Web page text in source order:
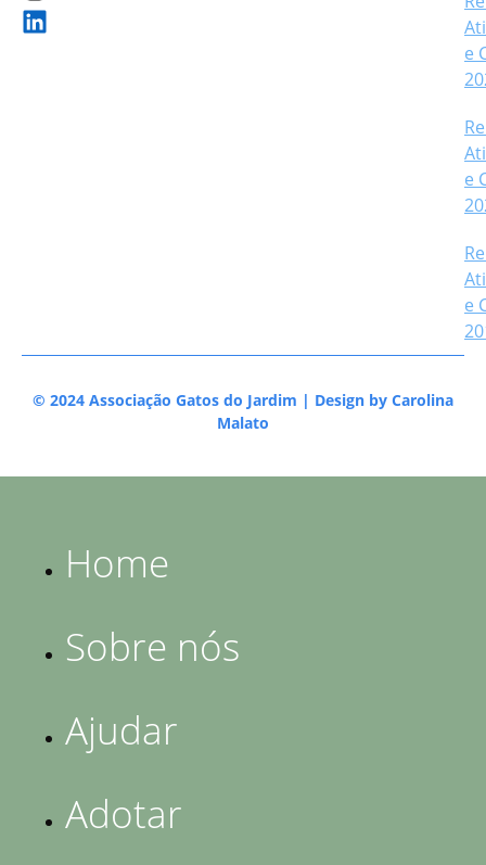
e
e
e
© 2024 Associação Gatos do Jardim | Design by Carolina
Malato
Home
Sobre nós
Ajudar
Adotar